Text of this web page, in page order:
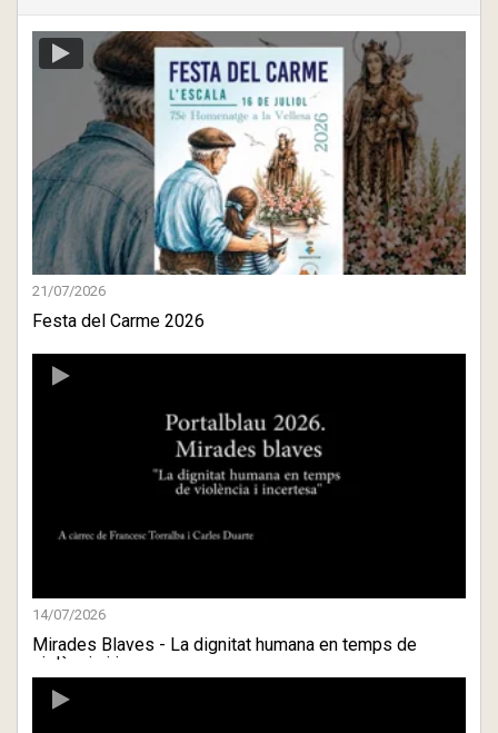
21/07/2026
Festa del Carme 2026
14/07/2026
Mirades Blaves - La dignitat humana en temps de
violència i in ...